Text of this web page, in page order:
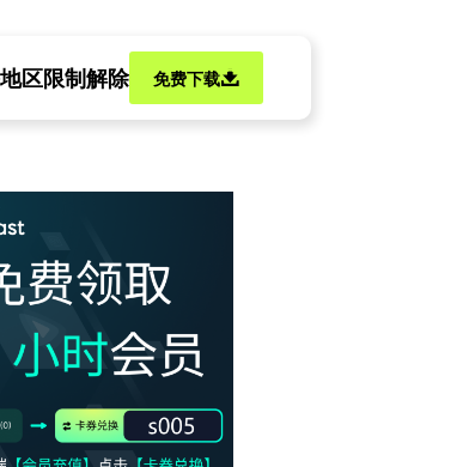
区限制解除 免费下载